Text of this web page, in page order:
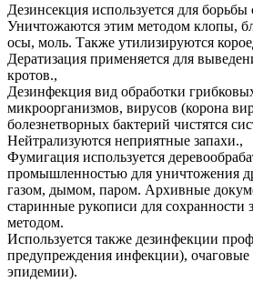
Дезинсекция используется для
Уничтожаются этим методом клопы,
осы, моль. Также утилизируются
Дератизация применяется для
кротов.,
Дезинфекция вид обработки
микроорганизмов, вирусов (корона
болезнетворных бактерий чистятся
Нейтрализуются неприятные запахи.,
Фумигация используется
промышленностью для уничтожения
газом, дымом, паром. Архивные
старинные рукописи для
методом.
Используется также дезинфекции
предупреждения инфекции),
эпидемии).